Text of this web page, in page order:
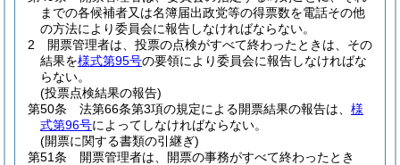
までの各候補者又は名簿届出政党等の得票数を電話その他
の方法により委員会に報告しなければならない。
2
開票管理者は、投票の点検がすべて終わったときは、その
結果を様式第95号の要領により委員会に報告しなければな
らない。
(投票点検結果の報告)
第50条
法第66条第3項の規定による開票結果の報告は、 様
式第96号によってしなければならない。
(開票に関する書類の引継ぎ)
第51条
開票管理者は、開票の事務がすべて終わったとき